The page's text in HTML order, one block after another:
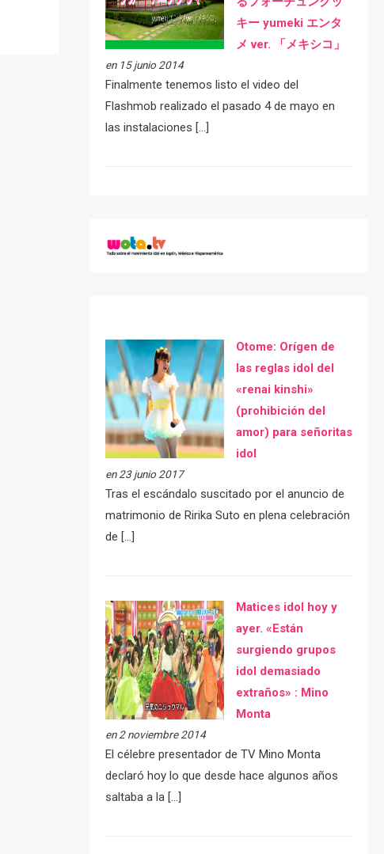
キー yumeki エンタ
メ ver. 「メキシコ」
en 15 junio 2014
Finalmente tenemos listo el video del
Flashmob realizado el pasado 4 de mayo en
las instalaciones […]
Otome: Orígen de
las reglas idol del
«renai kinshi»
(prohibición del
amor) para señoritas
idol
en 23 junio 2017
Tras el escándalo suscitado por el anuncio de
matrimonio de Ririka Suto en plena celebración
de […]
Matices idol hoy y
ayer. «Están
surgiendo grupos
idol demasiado
extraños» : Mino
Monta
en 2 noviembre 2014
El célebre presentador de TV Mino Monta
declaró hoy lo que desde hace algunos años
saltaba a la […]